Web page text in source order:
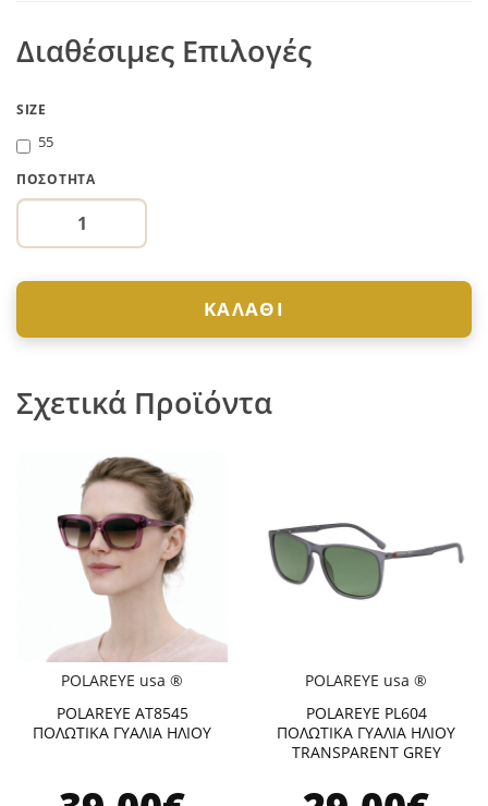
Διαθέσιμες Επιλογές
SIZE
55
ΠΟΣΌΤΗΤΑ
ΚΑΛΆΘΙ
Σχετικά Προϊόντα
POLAREYE usa ®
POLAREYE AT8545
ΠΟΛΩΤΙΚΑ ΓΥΑΛΙΑ ΗΛΙΟΥ
POLAREYE usa ®
POLAREYE PL604
ΠΟΛΩΤΙΚΑ ΓΥΑΛΙΑ ΗΛΙΟΥ
TRANSPARENT GREY